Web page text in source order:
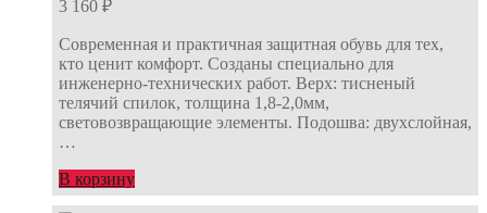
3 160 ₽
Современная и практичная защитная обувь для тех,
кто ценит комфорт. Созданы специально для
инженерно-технических работ. Верх: тисненый
телячий спилок, толщина 1,8-2,0мм,
световозвращающие элементы. Подошва: двухслойная,
…
В корзину